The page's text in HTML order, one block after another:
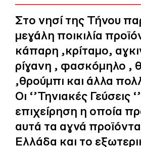
Στο νησί της Τήνου
μεγάλη ποικιλία
κάπαρη ,κρίταμο,
ρίγανη , φασκόμηλο ,
,θρούμπι και άλλα
Οι ‘’Τηνιακές Γεύσεις
επιχείρηση η οποία
αυτά τα αγνά
Ελλάδα και το